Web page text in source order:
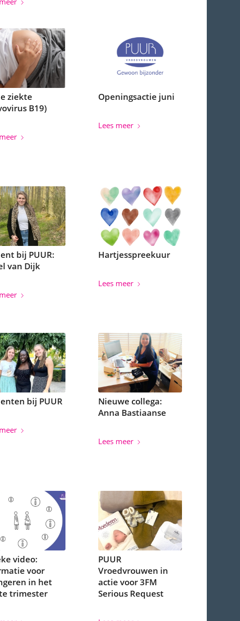
ziekte
B19)
Openingsactie juni
Lees meer
bij PUUR:
van Dijk
Hartjesspreekuur
Lees meer
bij PUUR
Nieuwe collega:
Anna Bastiaanse
Lees meer
video:
voor
in het
trimester
PUUR
Vroedvrouwen in
actie voor 3FM
Serious Request